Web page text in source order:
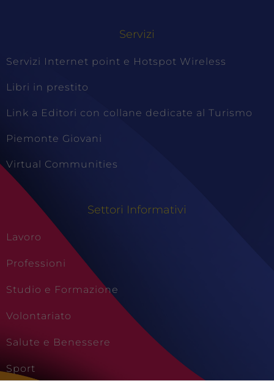
Servizi
Servizi Internet point e Hotspot Wireless
Libri in prestito
Link a Editori con collane dedicate al Turismo
Piemonte Giovani
Virtual Communities
Settori Informativi
Lavoro
Professioni
Studio e Formazione
Volontariato
Salute e Benessere
Sport